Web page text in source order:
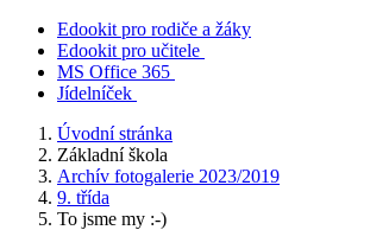
Edookit pro rodiče a žáky
Edookit pro učitele
MS Office 365
Jídelníček
Úvodní stránka
Základní škola
Archív fotogalerie 2023/2019
9. třída
To jsme my :-)